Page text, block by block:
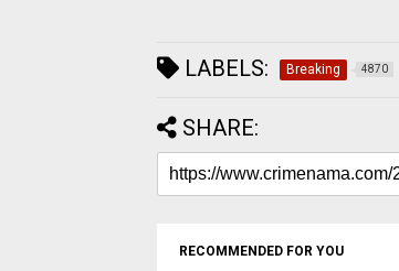
LABELS: Breaking 4870
SHARE:
RECOMMENDED FOR YOU